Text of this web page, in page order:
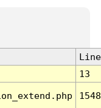
Line
13
1548